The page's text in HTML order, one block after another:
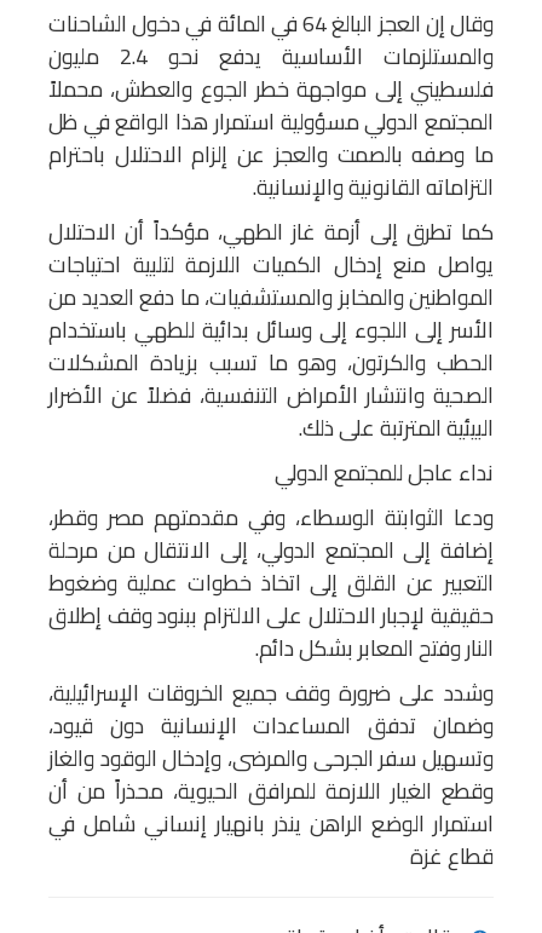
وقال إن العجز البالغ 64 في المائة في دخول الشاحنات
والمستلزمات الأساسية يدفع نحو 2.4 مليون
فلسطيني إلى مواجهة خطر الجوع والعطش، محملاً
المجتمع الدولي مسؤولية استمرار هذا الواقع في ظل
ما وصفه بالصمت والعجز عن إلزام الاحتلال باحترام
التزاماته القانونية والإنسانية.
كما تطرق إلى أزمة غاز الطهي، مؤكداً أن الاحتلال
يواصل منع إدخال الكميات اللازمة لتلبية احتياجات
المواطنين والمخابز والمستشفيات، ما دفع العديد من
الأسر إلى اللجوء إلى وسائل بدائية للطهي باستخدام
الحطب والكرتون، وهو ما تسبب بزيادة المشكلات
الصحية وانتشار الأمراض التنفسية، فضلاً عن الأضرار
البيئية المترتبة على ذلك.
نداء عاجل للمجتمع الدولي
ودعا الثوابتة الوسطاء، وفي مقدمتهم مصر وقطر،
إضافة إلى المجتمع الدولي، إلى الانتقال من مرحلة
التعبير عن القلق إلى اتخاذ خطوات عملية وضغوط
حقيقية لإجبار الاحتلال على الالتزام ببنود وقف إطلاق
النار وفتح المعابر بشكل دائم.
وشدد على ضرورة وقف جميع الخروقات الإسرائيلية،
وضمان تدفق المساعدات الإنسانية دون قيود،
وتسهيل سفر الجرحى والمرضى، وإدخال الوقود والغاز
وقطع الغيار اللازمة للمرافق الحيوية، محذراً من أن
استمرار الوضع الراهن ينذر بانهيار إنساني شامل في
قطاع غزة